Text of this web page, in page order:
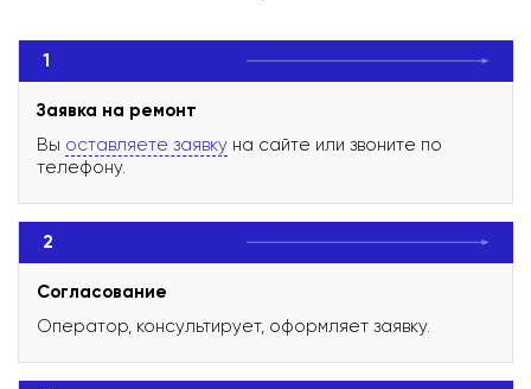
1
Заявка на ремонт
Вы оставляете заявку на сайте или звоните по
телефону.
2
Согласование
Оператор, консультирует, оформляет заявку.